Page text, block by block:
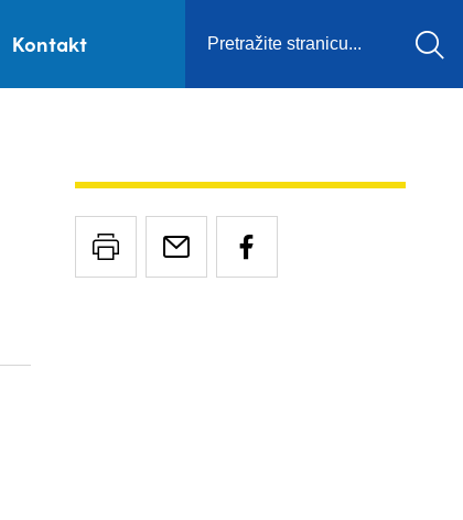
Kontakt